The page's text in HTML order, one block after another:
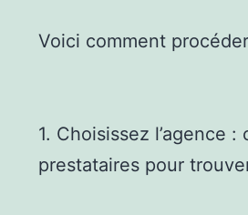
Voici comment
1. Choisissez l’agence
prestataires pour